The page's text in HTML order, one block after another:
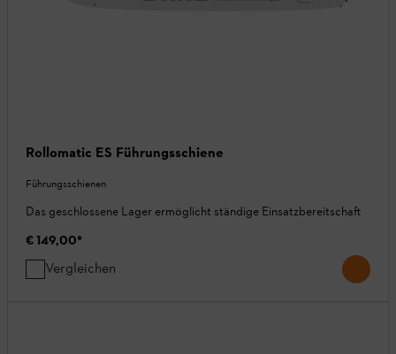
Rollomatic ES Führungsschiene
Führungsschienen
Das geschlossene Lager ermöglicht ständige Einsatzbereitschaft
€ 149,00*
Vergleichen